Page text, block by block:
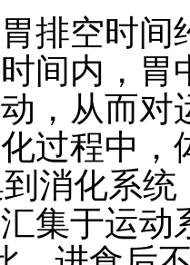
空时间
间内，
，从而对
过程中，
消化系
集于运